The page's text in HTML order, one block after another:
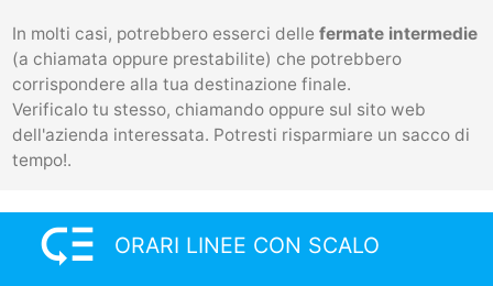
In molti casi, potrebbero esserci delle fermate intermedie
(a chiamata oppure prestabilite) che potrebbero
corrispondere alla tua destinazione finale.
Verificalo tu stesso, chiamando oppure sul sito web
dell'azienda interessata. Potresti risparmiare un sacco di
tempo!.
low_priority ORARI LINEE CON SCALO